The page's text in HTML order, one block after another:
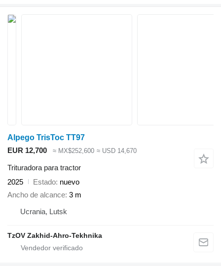
Alpego TrisToc TT97
EUR 12,700
≈ MX$252,600 ≈ USD 14,670
Trituradora para tractor
2025
Estado nuevo
Ancho de alcance 3 m
Ucrania, Lutsk
TzOV Zakhid-Ahro-Tekhnika